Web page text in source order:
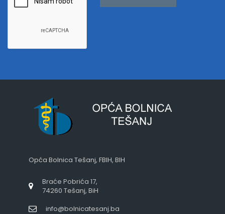
Opća Bolnica Tešanj, FBIH, BIH
Braće Pobrića 17,
74260 Tešanj, BiH
info@bolnicatesanj.ba